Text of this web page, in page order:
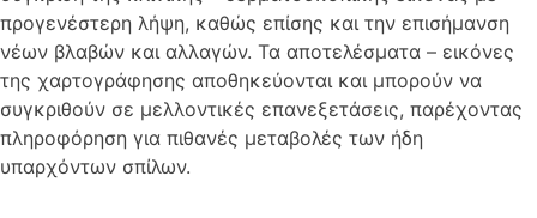
προγενέστερη λήψη, καθώς επίσης και την επισήμανση
νέων βλαβών και αλλαγών. Τα αποτελέσματα – εικόνες
της χαρτογράφησης αποθηκεύονται και μπορούν να
συγκριθούν σε μελλοντικές επανεξετάσεις, παρέχοντας
πληροφόρηση για πιθανές μεταβολές των ήδη
υπαρχόντων σπίλων.